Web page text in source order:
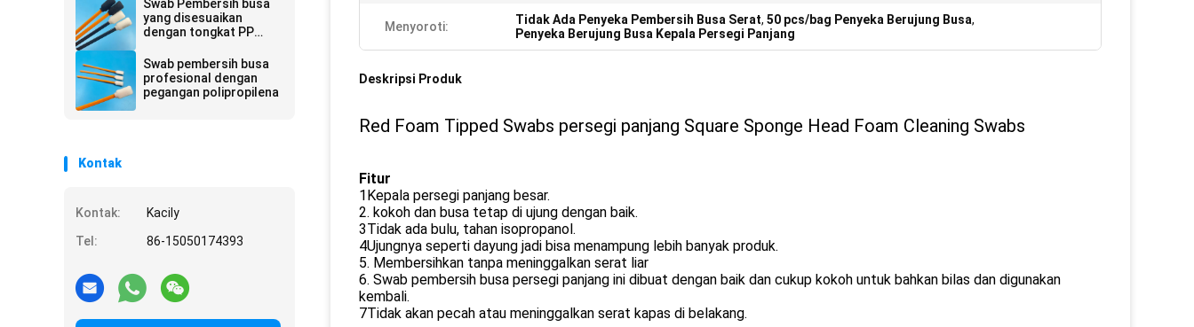
Swab Pembersih busa
yang disesuaikan
dengan tongkat PP
Swab pembersih busa
profesional dengan
pegangan polipropilena
Kontak
Kontak:
Kacily
Tel:
86-15050174393
Menyoroti: Tidak Ada Penyeka Pembersih Busa Serat, 50 pcs/bag Penyeka Berujung Busa,
Penyeka Berujung Busa Kepala Persegi Panjang
Deskripsi Produk
Red Foam Tipped Swabs persegi panjang Square Sponge Head Foam Cleaning Swabs
Fitur
1Kepala persegi panjang besar.
2. kokoh dan busa tetap di ujung dengan baik.
3Tidak ada bulu, tahan isopropanol.
4Ujungnya seperti dayung jadi bisa menampung lebih banyak produk.
5. Membersihkan tanpa meninggalkan serat liar
6. Swab pembersih busa persegi panjang ini dibuat dengan baik dan cukup kokoh untuk bahkan bilas dan digunakan
kembali.
7Tidak akan pecah atau meninggalkan serat kapas di belakang.